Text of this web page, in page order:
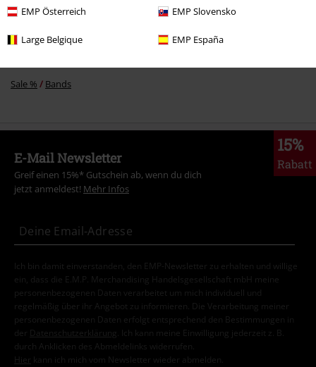
EMP Österreich EMP Slovensko
Large Belgique EMP España
Sale % Bands
15%
Rabatt
E-Mail Newsletter
Greif einen 15%* Gutschein ab, wenn du dich
jetzt anmeldest! Mehr Infos
Ich bin damit einverstanden, den EMP-Newsletter zu erhalten und willige
ein, dass die E.M.P. Merchandising Handelsgesellschaft mbH meine
personenbezogenen Daten verarbeitet um mich individuell und
regelmäßig über ihr Angebot zu informieren. Die Verarbeitung meiner
personenbezogenen Daten erfolgt entsprechend den Bestimmungen in
der
Datenschutzerklärung
. Ich kann meine Einwilligung jederzeit z. B.
durch Anklicken des Abmeldelinks widerrufen.
Hier kann ich mich vom Newsletter wieder abmelden.